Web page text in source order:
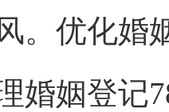
。优化婚
婚姻登记